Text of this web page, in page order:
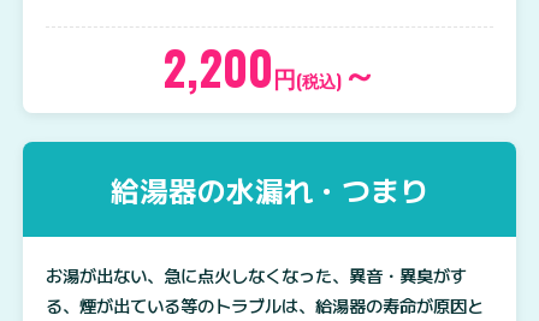
2,200円(税込) ～
給湯器の水漏れ・つまり
お湯が出ない、急に点火しなくなった、異音・異臭がす
る、煙が出ている等のトラブルは、給湯器の寿命が原因と